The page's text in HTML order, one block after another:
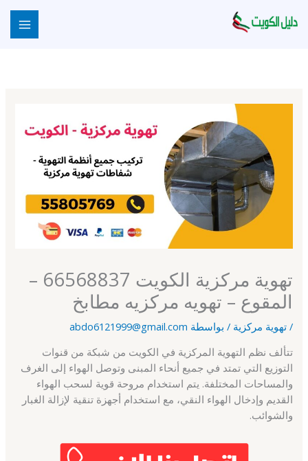
إلى
تهوية مركزية الكويت 66568837 –
المقوع – تهويه مركزيه مطابخ
/تهوية مركزية / بواسطة abdo6121999@gmail.com
تتألف نظم التهوية المركزية في الكويت من شبكة من قنوات
التوزيع التي تمتد في جميع أنحاء المبنى وتوصل الهواء إلى الغرف
والمساحات المختلفة. يتم استخدام مروحة قوية لسحب الهواء
القديم وإدخال الهواء النقي، مع استخدام أجهزة تنقية لإزالة الغبار
والشوائب.